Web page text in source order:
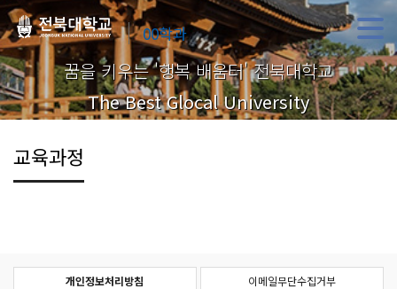
00학과
꿈을 키우는 '행복 배움터' 전북대학교
The Best Glocal University
교육과정
개인정보처리방침 이메일무단수집거부